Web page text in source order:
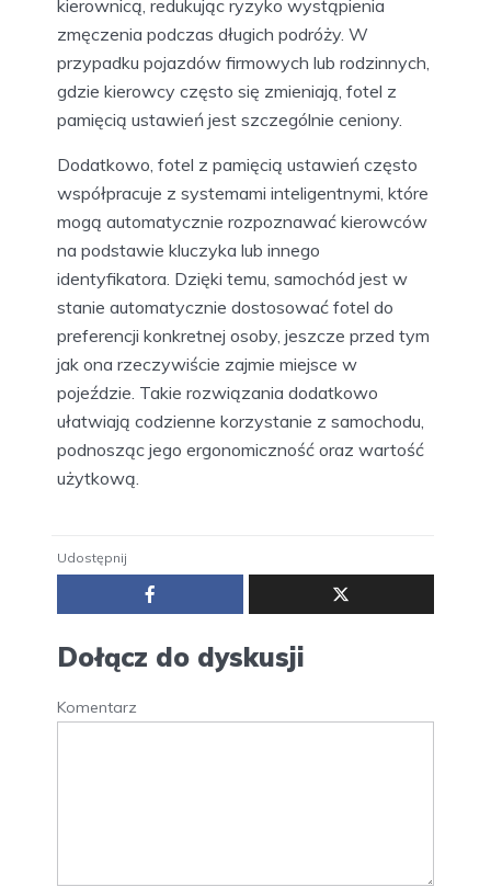
kierownicą, redukując ryzyko wystąpienia
zmęczenia podczas długich podróży. W
przypadku pojazdów firmowych lub rodzinnych,
gdzie kierowcy często się zmieniają, fotel z
pamięcią ustawień jest szczególnie ceniony.
Dodatkowo, fotel z pamięcią ustawień często
współpracuje z systemami inteligentnymi, które
mogą automatycznie rozpoznawać kierowców
na podstawie kluczyka lub innego
identyfikatora. Dzięki temu, samochód jest w
stanie automatycznie dostosować fotel do
preferencji konkretnej osoby, jeszcze przed tym
jak ona rzeczywiście zajmie miejsce w
pojeździe. Takie rozwiązania dodatkowo
ułatwiają codzienne korzystanie z samochodu,
podnosząc jego ergonomiczność oraz wartość
użytkową.
Udostępnij
Dołącz do dyskusji
Komentarz